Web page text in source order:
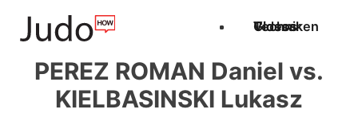
Techniken
Videos
Glossar
PEREZ ROMAN Daniel vs.
KIELBASINSKI Lukasz